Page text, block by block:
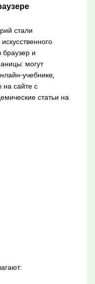
стали
браузер и
могут
сайте с
статьи на